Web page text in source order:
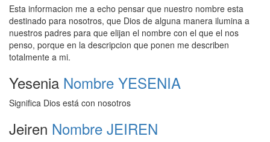
Esta informacion me a echo pensar que nuestro nombre esta
destinado para nosotros, que Dios de alguna manera ilumina a
nuestros padres para que elijan el nombre con el que el nos
penso, porque en la descripcion que ponen me describen
totalmente a mi.
Yesenia Nombre YESENIA
Significa Dios está con nosotros
Jeiren Nombre JEIREN